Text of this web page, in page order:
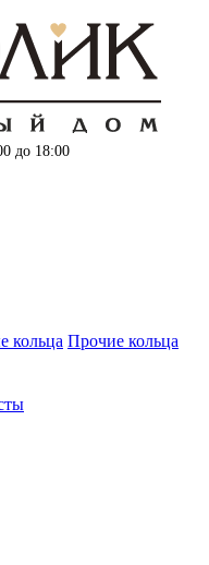
до 18:00
кольца Прочие кольца